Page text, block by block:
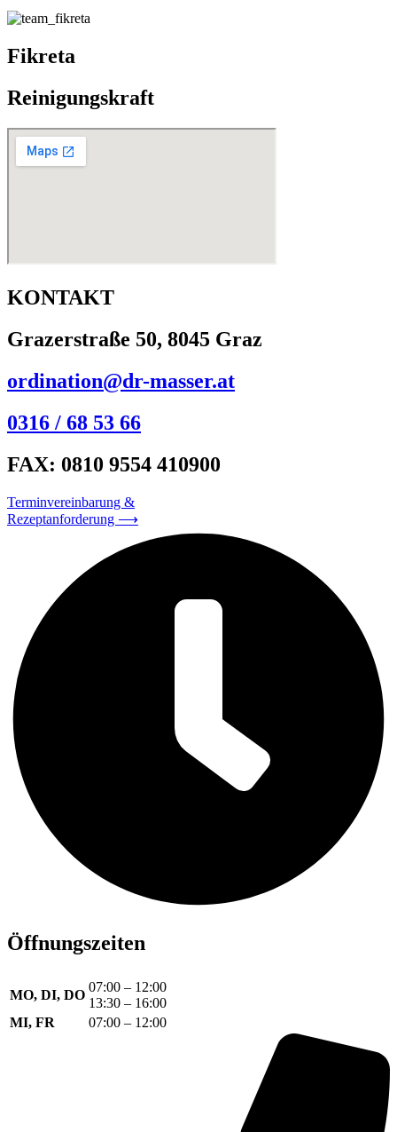
Fikreta
Reinigungskraft
KONTAKT
Grazerstraße 50, 8045 Graz
ordination@dr-masser.at
0316 / 68 53 66
FAX: 0810 9554 410900
Terminvereinbarung &
Rezeptanforderung ⟶
Öffnungszeiten
MO, DI, DO
07:00 – 12:00
13:30 – 16:00
MI, FR
07:00 – 12:00